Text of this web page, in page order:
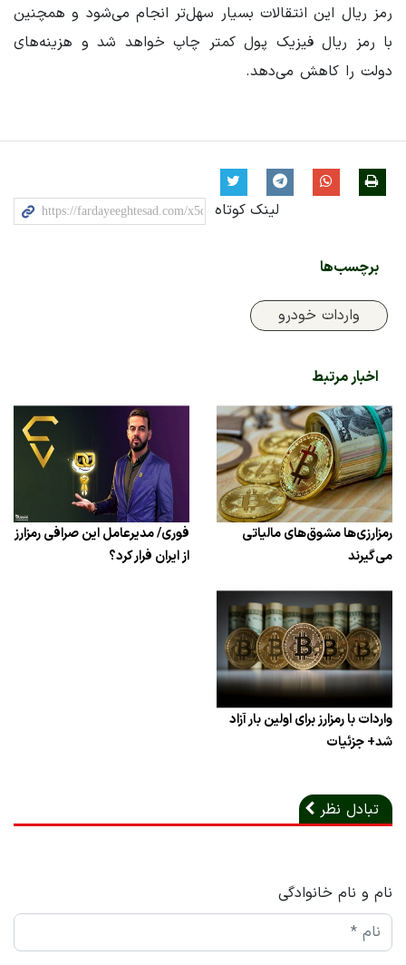
رمز ریال این انتقالات بسیار سهل‌تر انجام می‌شود و همچنین
با رمز ریال فیزیک پول کمتر چاپ خواهد شد و هزینه‌های
دولت را کاهش می‌دهد.
لینک کوتاه
برچسب‌ها
واردات خودرو
اخبار مرتبط
رمزارزی‌ها مشوق‌های مالیاتی
می‌گیرند
فوری/ مدیرعامل این صرافی رمزارز
از ایران فرار کرد؟
واردات با رمزارز برای اولین بار آزاد
شد+ جزئیات
تبادل نظر
نام و نام خانوادگی